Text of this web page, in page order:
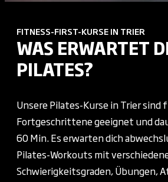
FITNESS-FIRST-KURSE IN TRIER
WAS ERWARTET
PILATES?
Unsere Pilates-Kurse in Trier sind
Fortgeschrittene geeignet und
60 Min. Es erwarten dich
Pilates-Workouts mit
Schwierigkeitsgraden, Übungen,